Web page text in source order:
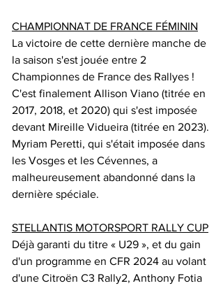
CHAMPIONNAT DE FRANCE FÉMININ
La victoire de cette dernière manche de
la saison s'est jouée entre 2
Championnes de France des Rallyes !
C'est finalement Allison Viano (titrée en
2017, 2018, et 2020) qui s'est imposée
devant Mireille Vidueira (titrée en 2023).
Myriam Peretti, qui s'était imposée dans
les Vosges et les Cévennes, a
malheureusement abandonné dans la
dernière spéciale.
STELLANTIS MOTORSPORT RALLY CUP
Déjà garanti du titre « U29 », et du gain
d'un programme en CFR 2024 au volant
d'une Citroën C3 Rally2, Anthony Fotia